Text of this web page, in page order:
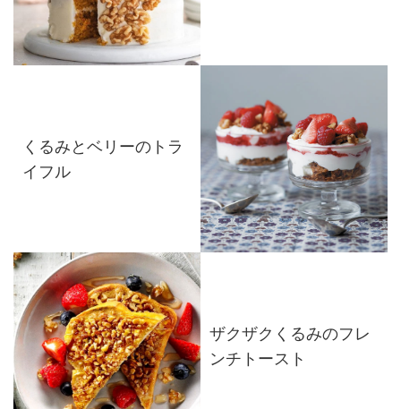
くるみとベリーのトラ
イフル
ザクザクくるみのフレ
ンチトースト